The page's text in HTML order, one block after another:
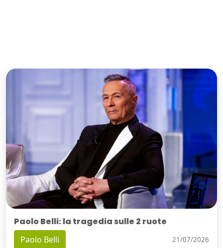
Paolo Belli: la tragedia sulle 2 ruote
Paolo Belli 21/07/2026